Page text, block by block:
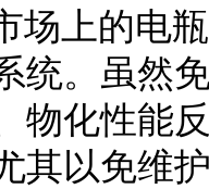
场上的电
统。虽然
物化性能
其以免维